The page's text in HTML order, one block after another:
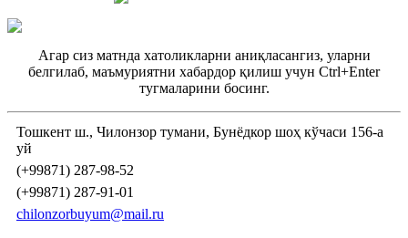
Агар сиз матнда хатоликларни аниқласангиз, уларни
белгилаб, маъмуриятни хабардор қилиш учун Ctrl+Enter
тугмаларини босинг.
Тошкент ш., Чилонзор тумани, Бунёдкор шоҳ кўчаси 156-а
уй
(+99871) 287-98-52
(+99871) 287-91-01
chilonzorbuyum@mail.ru